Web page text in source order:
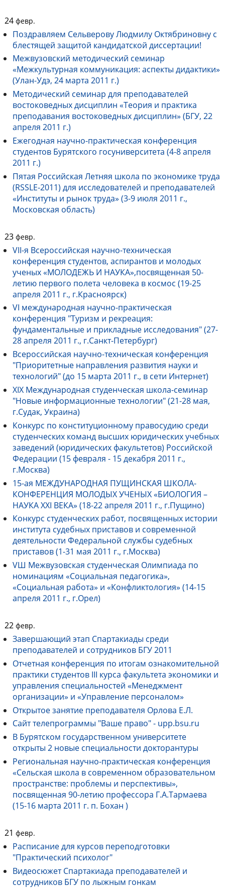
24 февр.
Поздравляем Сельверову Людмилу Октябриновну с
блестящей защитой кандидатской диссертации!
Межвузовский методический семинар
«Межкультурная коммуникация: аспекты дидактики»
(Улан-Удэ, 24 марта 2011 г.)
Методический семинар для преподавателей
востоковедных дисциплин «Теория и практика
преподавания востоковедных дисциплин» (БГУ, 22
апреля 2011 г.)
Ежегодная научно-практическая конференция
студентов Бурятского госуниверситета (4-8 апреля
2011 г.)
Пятая Российская Летняя школа по экономике труда
(RSSLE-2011) для исследователей и преподавателей
«Институты и рынок труда» (3-9 июля 2011 г.,
Московская область)
23 февр.
VII-я Всероссийская научно-техническая
конференция студентов, аспирантов и молодых
ученых «МОЛОДЕЖЬ И НАУКА»,посвященная 50-
летию первого полета человека в космос (19-25
апреля 2011 г., г.Красноярск)
VI международная научно-практическая
конференция "Туризм и рекреация:
фундаментальные и прикладные исследования" (27-
28 апреля 2011 г., г.Санкт-Петербург)
Всероссийская научно-техническая конференция
"Приоритетные направления развития науки и
технологий" (до 15 марта 2011 г., в сети Интернет)
XIX Международная студенческая школа-семинар
"Новые информационные технологии" (21-28 мая,
г.Судак, Украина)
Конкурс по конституционному правосудию среди
студенческих команд высших юридических учебных
заведений (юридических факультетов) Российской
Федерации (15 февраля - 15 декабря 2011 г.,
г.Москва)
15-ая МЕЖДУНАРОДНАЯ ПУЩИНСКАЯ ШКОЛА-
КОНФЕРЕНЦИЯ МОЛОДЫХ УЧЕНЫХ «БИОЛОГИЯ –
НАУКА XXI ВЕКА» (18-22 апреля 2011 г., г.Пущино)
Конкурс студенческих работ, посвященных истории
института судебных приставов и современной
деятельности Федеральной службы судебных
приставов (1-31 мая 2011 г., г.Москва)
VШ Межвузовская студенческая Олимпиада по
номинациям «Социальная педагогика»,
«Социальная работа» и «Конфликтология» (14-15
апреля 2011 г., г.Орел)
22 февр.
Завершающий этап Спартакиады среди
преподавателей и сотрудников БГУ 2011
Отчетная конференция по итогам ознакомительной
практики студентов III курса факультета экономики и
управления специальностей «Менеджмент
организации» и «Управление персоналом»
Открытое занятие преподавателя Орлова Е.Л.
Сайт телепрограммы "Ваше право" - upp.bsu.ru
В Бурятском государственном университете
открыты 2 новые специальности докторантуры
Региональная научно-практическая конференция
«Сельская школа в современном образовательном
пространстве: проблемы и перспективы»,
посвященная 90-летию профессора Г.А.Тармаева
(15-16 марта 2011 г. п. Бохан )
21 февр.
Расписание для курсов переподготовки
"Практический психолог"
Видеосюжет Спартакиада преподавателей и
сотрудников БГУ по лыжным гонкам